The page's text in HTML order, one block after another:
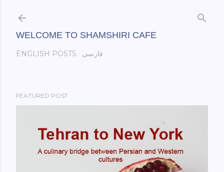
WELCOME TO SHAMSHIRI CAFE
ENGLISH POSTS فارسی
FEATURED POST